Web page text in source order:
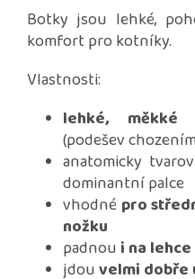
Botky jsou lehké,
komfort pro kotníky.
Vlastnosti:
lehké, měkké
(podešev
anatomicky
dominantní palce
vhodné pro
nožku
padnou i na
jdouvelmi dobře